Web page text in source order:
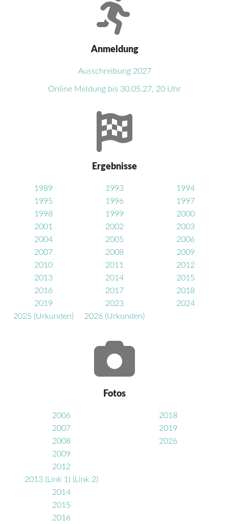
Anmeldung
Ausschreibung 2027
Online Meldung bis 30.05.27, 20 Uhr
Ergebnisse
1989 1993
1994
1995
1996
1997
1998
1999
2000
2001
2002
2003
2004
2005
2006
2007
2008
2009
2010
2011
2012
2013
2014
2015
2016
2017
2018
2019
2023
2024
2025 (Urkunden) 2026 (Urkunden)
Fotos
2006
2018
2007
2019
2008
2026
2009
2012
2013 (Link 1) (Link 2)
2014
2015
2016